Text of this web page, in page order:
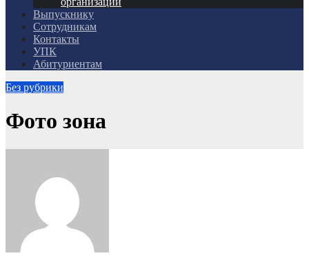
Выпускнику
Сотрудникам
Контакты
УПК
Абитуриентам
Без рубрики
Фото зона